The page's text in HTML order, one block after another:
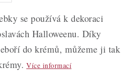
Moje objednávka
se používá k dekoraci
Halloweenu. Díky
do krémů, můžeme ji tak
Více informací